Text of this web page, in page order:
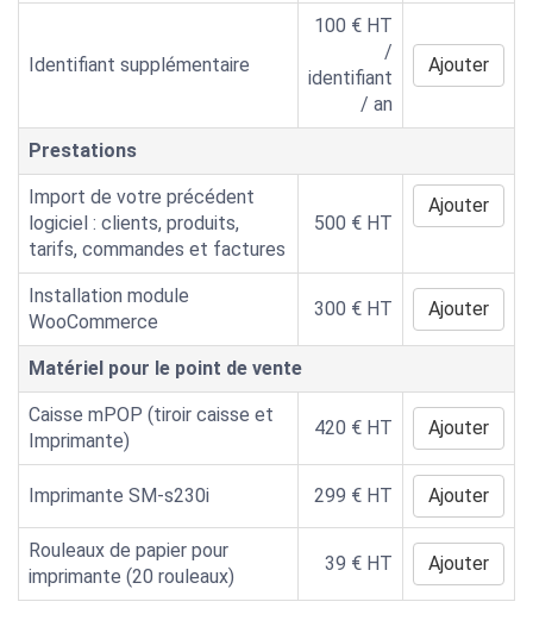
Identifiant supplémentaire
100 € HT
/
identifiant
/ an
Ajouter
Prestations
Import de votre précédent
logiciel : clients, produits,
tarifs, commandes et factures
500 € HT
Ajouter
Installation module
WooCommerce
300 € HT Ajouter
Matériel pour le point de vente
Caisse mPOP (tiroir caisse et
Imprimante)
420 € HT Ajouter
Imprimante SM-s230i 299 € HT Ajouter
Rouleaux de papier pour
imprimante (20 rouleaux)
39 € HT Ajouter